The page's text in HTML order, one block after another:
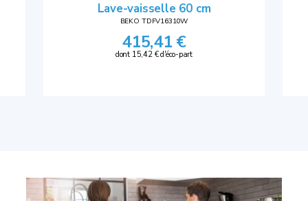
Lave-vaisselle 60 cm
BEKO TDFV16310W
415,41 €
dont 15,42 € d'éco-part